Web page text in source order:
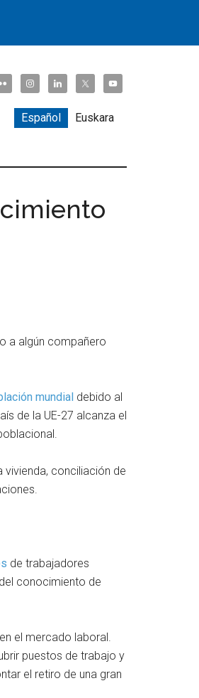
Español Euskara
a algún compañero
mundial debido al
de la UE-27 alcanza el
conciliación de
de trabajadores
conocimiento de
en el mercado laboral.
puestos de trabajo y
el retiro de una gran